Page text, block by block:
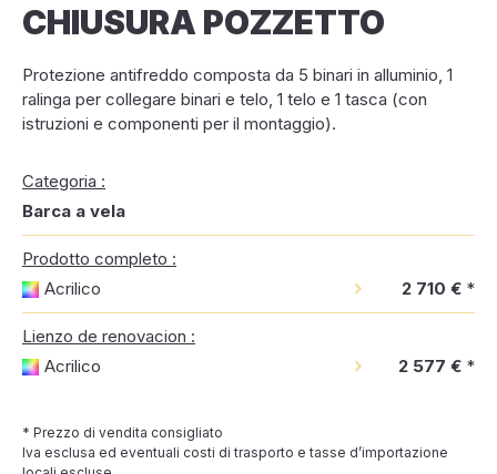
CHIUSURA POZZETTO
Protezione antifreddo composta da 5 binari in alluminio, 1
ralinga per collegare binari e telo, 1 telo e 1 tasca (con
istruzioni e componenti per il montaggio).
Categoria :
Barca a vela
Prodotto completo :
Acrilico
2 710 € *
Lienzo de renovacion :
Acrilico
2 577 € *
* Prezzo di vendita consigliato
Iva esclusa ed eventuali costi di trasporto e tasse d’importazione